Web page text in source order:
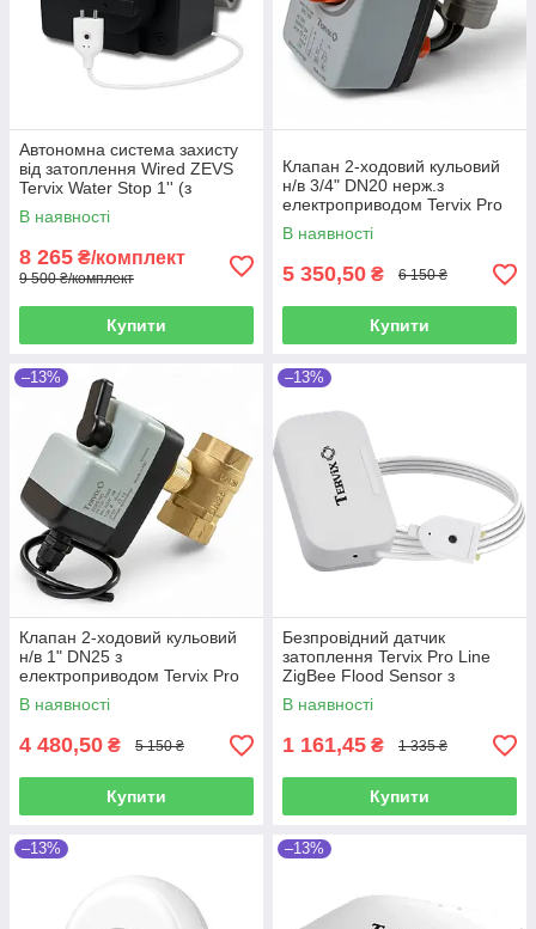
Автономна система захисту
від затоплення Wired ZEVS
Tervix Water Stop 1'' (з
дротовими датчиками)
В наявності
8 265 ₴/комплект
9 500 ₴/комплект
Купити
Клапан 2-ходовий кульовий
н/в 3/4" DN20 нерж.з
електроприводом Tervix Pro
Line ORC2
В наявності
5 350,50 ₴ 6 150 ₴
Купити
–13%
Клапан 2-ходовий кульовий
н/в 1" DN25 з
електроприводом Tervix Pro
Line ZERG
В наявності
4 480,50 ₴ 5 150 ₴
Купити
–13%
Безпровідний датчик
затоплення Tervix Pro Line
ZigBee Flood Sensor з
виносним датчиком 1000мм
В наявності
1 161,45 ₴ 1 335 ₴
Купити
–13% –13%